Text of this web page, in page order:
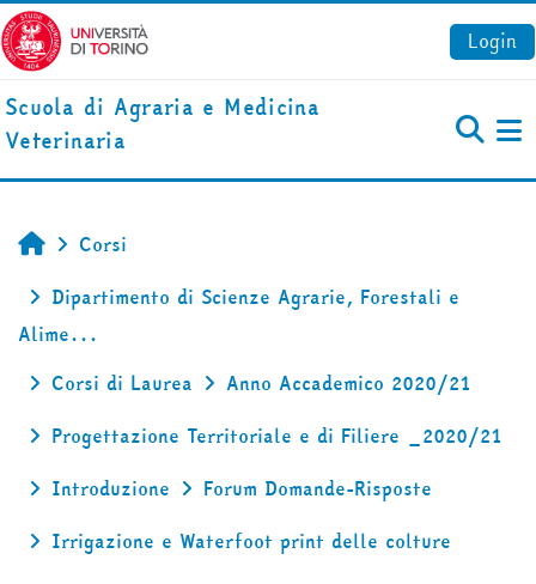
Vai al contenuto principale
Login
Scuola di Agraria e Medicina
Veterinaria
Home
Corsi
Dipartimento di Scienze Agrarie, Forestali e
Alime...
Corsi di Laurea
Anno Accademico 2020/21
Progettazione Territoriale e di Filiere _2020/21
Introduzione
Forum Domande-Risposte
Irrigazione e Waterfoot print delle colture